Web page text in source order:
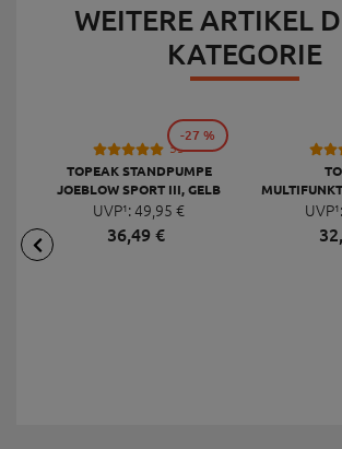
WEITERE ARTIKEL
KATEGORIE
53
TOPEAK STANDPUMPE
JOEBLOW SPORT III, GELB
UVP¹:49,95 €
36,49€
-27 %
UVP¹:
32,